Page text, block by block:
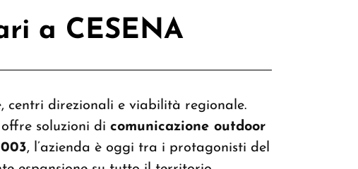
a CESENA
direzionali e viabilità regionale.
offre soluzioni di comunicazione outdoor
, l’azienda è oggi tra i protagonisti del